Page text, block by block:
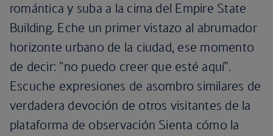
romántica y suba a la cima del Empire State
Building. Eche un primer vistazo al abrumador
horizonte urbano de la ciudad, ese momento
de decir: "no puedo creer que esté aquí".
Escuche expresiones de asombro similares de
verdadera devoción de otros visitantes de la
plataforma de observación Sienta cómo la